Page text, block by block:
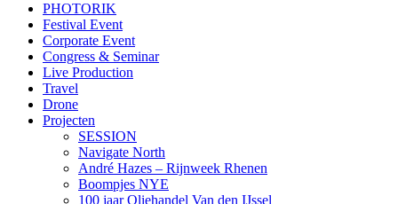
PHOTORIK
Festival Event
Corporate Event
Congress & Seminar
Live Production
Travel
Drone
Projecten
SESSION
Navigate North
André Hazes – Rijnweek Rhenen
Boompjes NYE
100 jaar Oliehandel Van den IJssel